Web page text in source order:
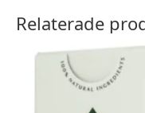
Relaterade